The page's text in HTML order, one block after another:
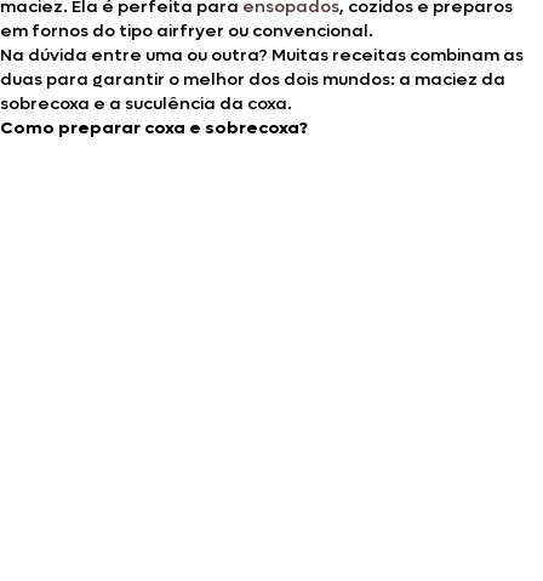
maciez. Ela é perfeita para ensopados, cozidos e preparos
em fornos do tipo airfryer ou convencional.
Na dúvida entre uma ou outra? Muitas receitas combinam as
duas para garantir o melhor dos dois mundos: a maciez da
sobrecoxa e a suculência da coxa.
Como preparar coxa e sobrecoxa?